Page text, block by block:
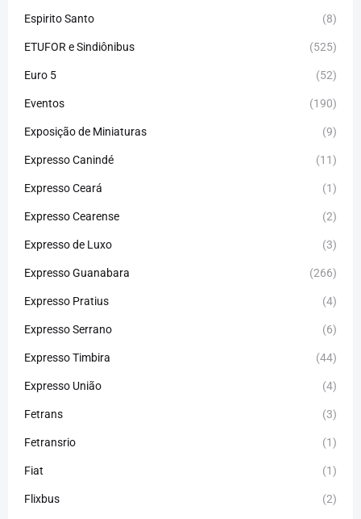
Espirito Santo (8)
ETUFOR e Sindiônibus (525)
Euro 5 (52)
Eventos (190)
Exposição de Miniaturas (9)
Expresso Canindé (11)
Expresso Ceará (1)
Expresso Cearense (2)
Expresso de Luxo (3)
Expresso Guanabara (266)
Expresso Pratius (4)
Expresso Serrano (6)
Expresso Timbira (44)
Expresso União (4)
Fetrans (3)
Fetransrio (1)
Fiat (1)
Flixbus (2)